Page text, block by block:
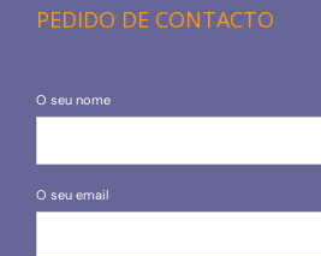
PEDIDO DE CONTACTO
O seu nome
O seu email